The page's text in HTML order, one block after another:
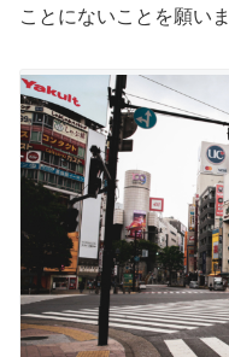
ことにないことを願いま